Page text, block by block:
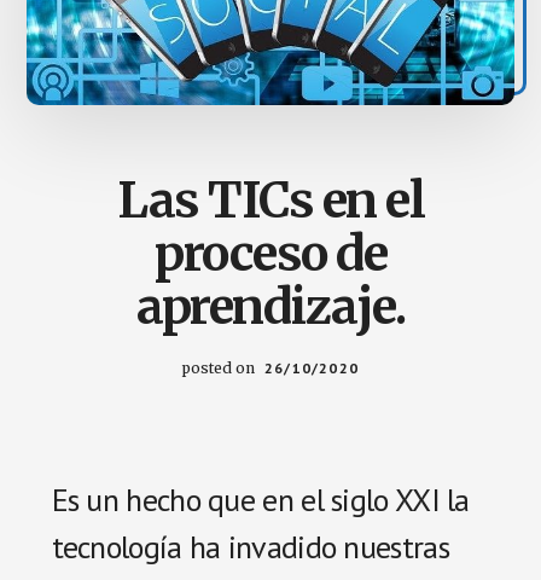
y
de
inteligencia
personalizada
Las TICs en el
proceso de
aprendizaje.
posted on 26/10/2020
Es un hecho que en el siglo XXI la
tecnología ha invadido nuestras